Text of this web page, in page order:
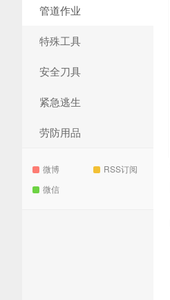
管道作业
特殊工具
安全刀具
紧急逃生
劳防用品
微博
RSS订阅
微信